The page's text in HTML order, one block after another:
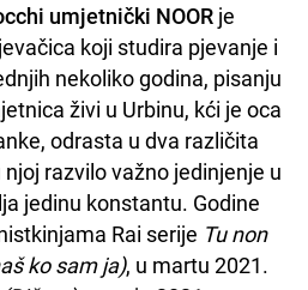
umjetnički NOOR je
koji studira pjevanje i
nekoliko godina, pisanju
živi u Urbinu, kći je oca
odrasta u dva različita
razvilo važno jedinjenje u
jedinu konstantu. Godine
Rai serije Tu non
ko sam ja), u martu 2021.